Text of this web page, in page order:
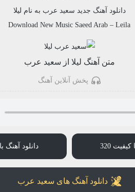
دانلود آهنگ جدید سعید عرب به نام لیلا
Download New Music Saeed Arab – Leila
متن آهنگ لیلا از سعید عرب
پخش آنلاین آهنگ
320 دانلود آهنگ با
دانلود آهنگ های سعید عرب